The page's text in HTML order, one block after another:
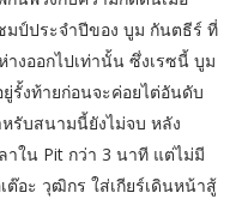
ป์ประจำปีของ บูม กันตธีร์ ที่
งออกไปเท่านั้น ซึ่งเรซนี้ บูม
รั้งท้ายก่อนจะค่อยไต่อันดับ
รับสนามนี้ยังไม่จบ หลัง
าใน Pit กว่า 3 นาที แต่ไม่มี
ต๊อะ วุฒิกร ใส่เกียร์เดินหน้าสู้